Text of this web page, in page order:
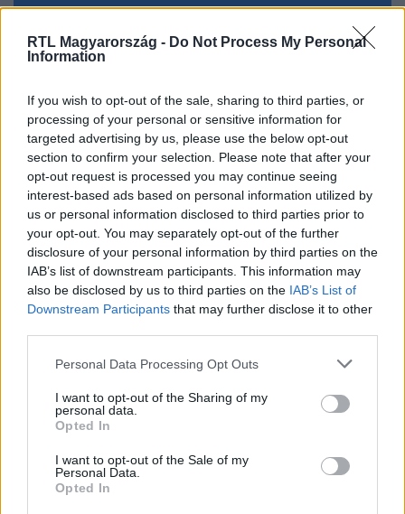
RTL Magyarország - Do Not Process My Personal
Information
If you wish to opt-out of the sale, sharing to third parties, or
processing of your personal or sensitive information for
targeted advertising by us, please use the below opt-out
section to confirm your selection. Please note that after your
opt-out request is processed you may continue seeing
interest-based ads based on personal information utilized by
us or personal information disclosed to third parties prior to
your opt-out. You may separately opt-out of the further
disclosure of your personal information by third parties on the
IAB’s list of downstream participants. This information may
also be disclosed by us to third parties on the IAB’s List of
Downstream Participants that may further disclose it to other
Please note that this website/app uses one or more Google
not limited to your visit or usage behaviour. You may click to
grant or deny consent to Google and its third-party tags to
use your data for below specified purposes in below Google
consent section.
Personal Data Processing Opt Outs
I want to opt-out of the Sharing of my
personal data.
Opted In
I want to opt-out of the Sale of my
Personal Data.
Opted In
Facebookon is!
Követem
#KULTÚRA #NFI #NEMZETI FILMINTÉZET
#DEMJÉN FERENC #MUSICAL #VÍGJÁTÉK # FILM
#HOGYAN TUDNÉK ÉLNI NÉLKÜLED
Népszerű